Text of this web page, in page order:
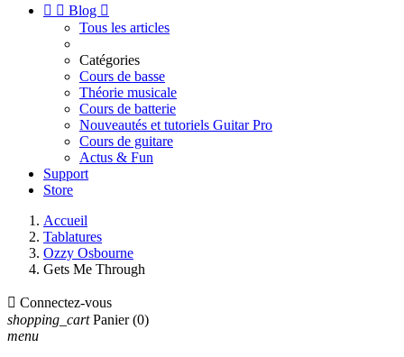
  Blog 
Tous les articles
Catégories
Cours de basse
Théorie musicale
Cours de batterie
Nouveautés et tutoriels Guitar Pro
Cours de guitare
Actus & Fun
Support
Store
Accueil
Tablatures
Ozzy Osbourne
Gets Me Through
 Connectez-vous
shopping_cart Panier (0)
menu